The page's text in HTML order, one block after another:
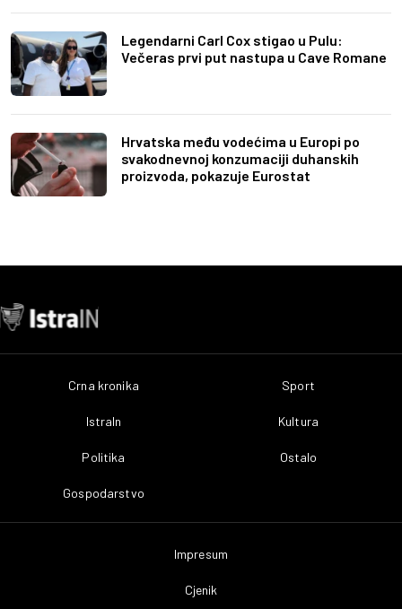
Legendarni Carl Cox stigao u Pulu:
Večeras prvi put nastupa u Cave Romane
Hrvatska među vodećima u Europi po
svakodnevnoj konzumaciji duhanskih
proizvoda, pokazuje Eurostat
Crna kronika
IstraIn
Politika
Gospodarstvo
Sport
Kultura
Ostalo
Impresum
Cjenik